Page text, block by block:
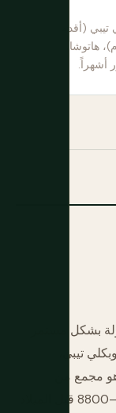
(أقدم
في العالم بعمر 12,000 عام)، هاتوشا،
أشهراً.
بشكل مستمر
تيبي،
هو مجمع من
الهياكل الحجرية الضخمة بنيت حوالي 9600–8800 قبل الميلاد